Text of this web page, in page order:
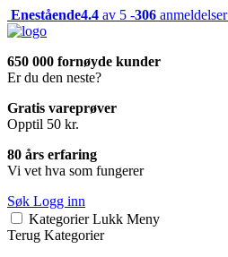
Enestående4.4 av 5 -306 anmeldelser
650 000 fornøyde kunder
Er du den neste?
Gratis vareprøver
Opptil 50 kr.
80 års erfaring
Vi vet hva som fungerer
Søk Logg inn
Kategorier Lukk Meny
Terug Kategorier